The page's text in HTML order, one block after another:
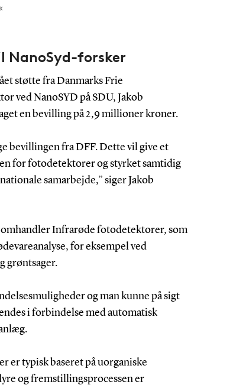
NanoSyd-forsker
støtte fra Danmarks Frie
ved NanoSYD på SDU, Jakob
en bevilling på 2,9 millioner kroner.
bevillingen fra DFF. Dette vil give et
for fotodetektorer og styrket samtidig
samarbejde,” siger Jakob
Infrarøde fotodetektorer, som
for eksempel ved
grøntsager.
og man kunne på sigt
i forbindelse med automatisk
er typisk baseret på uorganiske
og fremstillingsprocessen er